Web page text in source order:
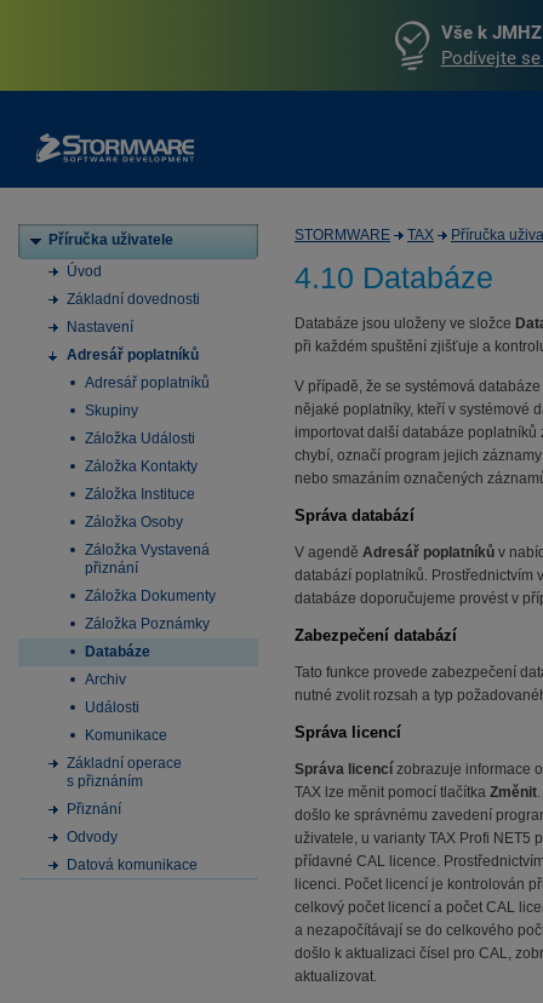
Vše k
Podívejte
Příručka uživatele
Úvod
Základní dovednosti
Nastavení
Adresář poplatníků
Adresář poplatníků
Skupiny
Záložka Události
Záložka Kontakty
Záložka Instituce
Záložka Osoby
Záložka Vystavená
přiznání
Záložka Dokumenty
Záložka Poznámky
Databáze
Archiv
Události
Komunikace
Základní operace
s přiznáním
Přiznání
Odvody
Datová komunikace
STORMWARE TAX Příručka
4.10 Databáze
Databáze jsou uloženy ve složce
při každém spuštění zjišťuje a
V případě, že se systémová
nějaké poplatníky, kteří v systémové
importovat další databáze
chybí, označí program jejich
nebo smazáním označených
Správa databází
V agendě Adresář poplatníků v
databází poplatníků. Prostřednictvím
databáze doporučujeme provést v
Zabezpečení databází
Tato funkce provede zabezpečení
nutné zvolit rozsah a typ
Správa licencí
Správa licencí zobrazuje informace
TAX lze měnit pomocí tlačítka Změnit
došlo ke správnému zavedení
uživatele, u varianty TAX Profi NET5
přídavné CAL licence.
licenci. Počet licencí je kontrolován
celkový počet licencí a počet CAL
a nezapočítávají se do celkového
došlo k aktualizaci čísel pro CAL,
aktualizovat.